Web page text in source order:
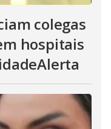
colegas
hospitais